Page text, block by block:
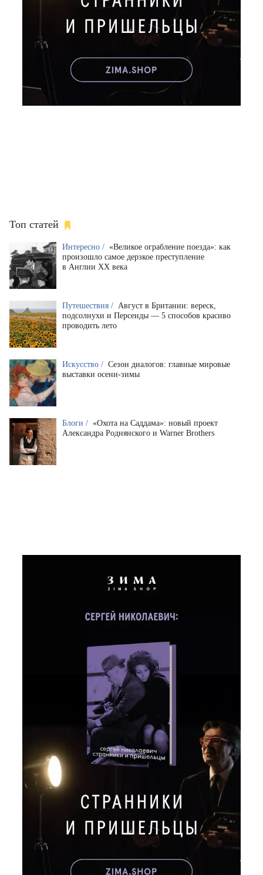
Топ статей
Интересно / «Великое ограбление поезда»: как
произошло самое дерзкое преступление
в Англии XX века
Путешествия / Август в Британии: вереск,
подсолнухи и Персеиды — 5 способов красиво
проводить лето
Искусство / Сезон диалогов: главные мировые
выставки осени-зимы
Блоги / «Охота на Саддама»: новый проект
Александра Роднянского и Warner Brothers